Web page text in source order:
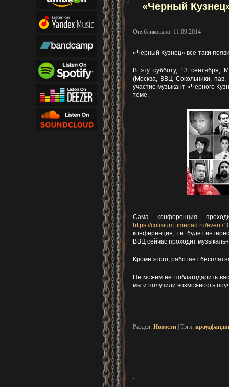
«Черный
Опубликовано: 11.09.2014
«Черный Кузнец» все-таки
В эту субботу, 13 сентября,
(Москва, ВВЦ Сокольники,
участие музыкант «Черного
теме.
Сама конференция
https://colisium.timepad.ru/event/
конференция, т.е. будет
ВВЦ сейчас проходит
Кроме этого, работает
Не можем не поблагодарить
мы и получили возможность
Раздел: Новости | Тэги: